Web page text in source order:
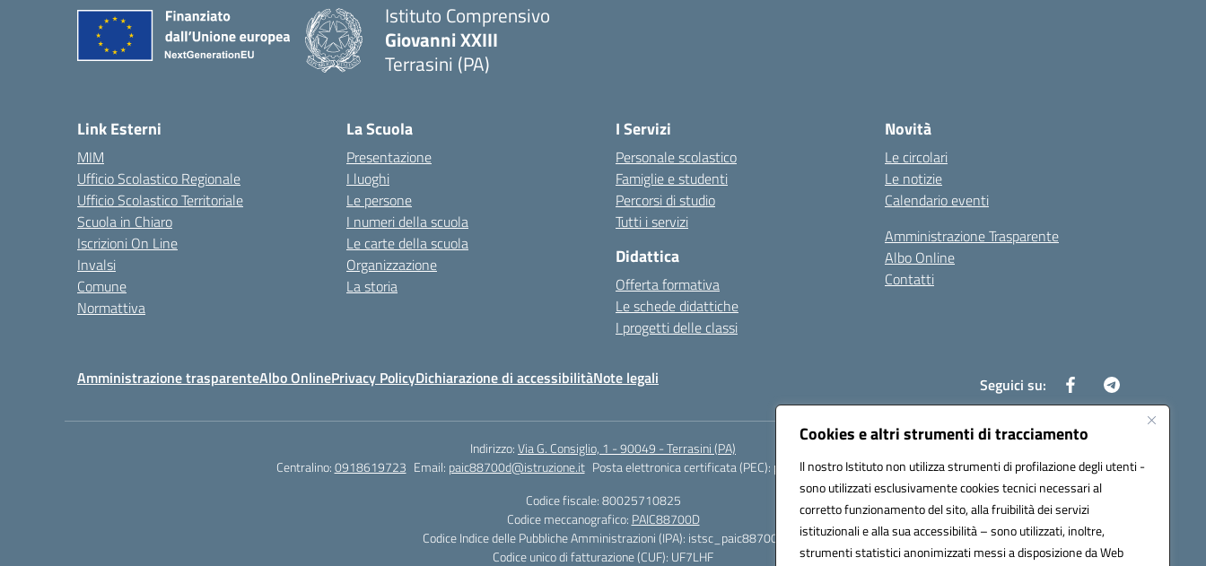
Cookies e altri strumenti di tracciamento
Il nostro Istituto non utilizza strumenti di profilazione degli utenti -
sono utilizzati esclusivamente cookies tecnici necessari al
corretto funzionamento del sito, alla fruibilità dei servizi
istituzionali e alla sua accessibilità – sono utilizzati, inoltre,
strumenti statistici anonimizzati messi a disposizione da Web
Istituto Comprensivo
Giovanni XXIII
Terrasini (PA)
Link Esterni
MIM
Ufficio Scolastico Regionale
Ufficio Scolastico Territoriale
Scuola in Chiaro
Iscrizioni On Line
Invalsi
Comune
Normattiva
La Scuola
Presentazione
I luoghi
Le persone
I numeri della scuola
Le carte della scuola
Organizzazione
La storia
I Servizi
Personale scolastico
Famiglie e studenti
Percorsi di studio
Tutti i servizi
Didattica
Offerta formativa
Le schede didattiche
I progetti delle classi
Novità
Le circolari
Le notizie
Calendario eventi
Amministrazione Trasparente
Albo Online
Contatti
Amministrazione trasparenteAlbo OnlinePrivacy PolicyDichiarazione di accessibilitàNote legali Seguici su:
Indirizzo:Via G. Consiglio, 1 - 90049 - Terrasini (PA)
Centralino:0918619723 Email: paic88700d@istruzione.it Posta elettronica certificata (PEC): paic88700d@pec.istruzione.it
Codice fiscale: 80025710825
Codice meccanografico: PAIC88700D
Codice Indice delle Pubbliche Amministrazioni (IPA): istsc_paic88700d
Codice unico di fatturazione (CUF): UF7LHF